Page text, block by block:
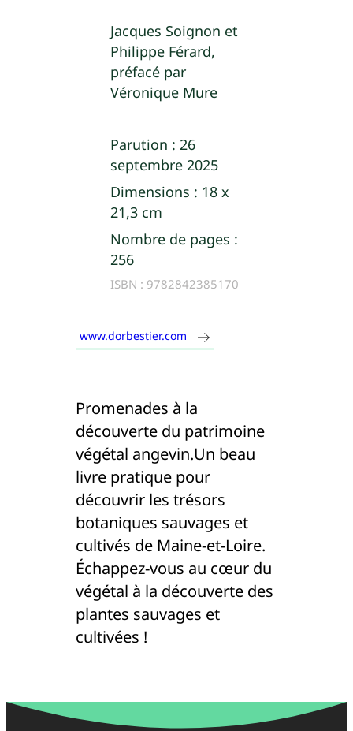
Jacques Soignon et
Philippe Férard,
préfacé par
Véronique Mure
Parution : 26
septembre 2025
Dimensions : 18 x
21,3 cm
Nombre de pages :
256
ISBN : 9782842385170
www.dorbestier.com
Promenades à la
découverte du patrimoine
végétal angevin.Un beau
livre pratique pour
découvrir les trésors
botaniques sauvages et
cultivés de Maine-et-Loire.
Échappez-vous au cœur du
végétal à la découverte des
plantes sauvages et
cultivées !